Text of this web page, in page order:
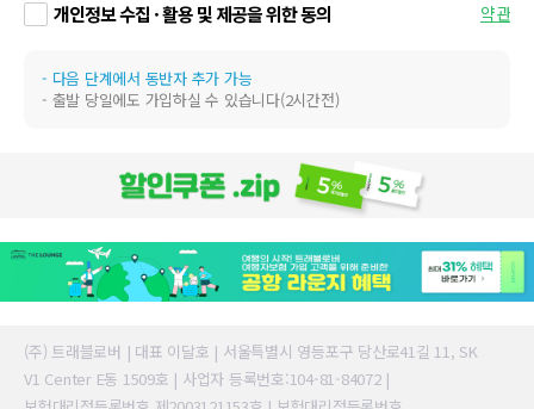
개인정보 수집 · 활용 및 제공을 위한 동의 약관
- 다음 단계에서 동반자 추가 가능
- 출발 당일에도 가입하실 수 있습니다(2시간전)
(주) 트래블로버 | 대표 이달호 | 서울특별시 영등포구 당산로41길 11, SK
V1 Center E동 1509호 | 사업자 등록번호:104-81-84072 |